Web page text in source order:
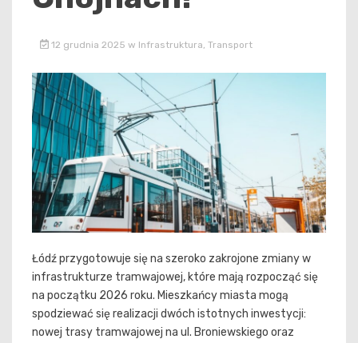
12 grudnia 2025 w Infrastruktura Transport
Łódź przygotowuje się na szeroko zakrojone zmiany w
infrastrukturze tramwajowej, które mają rozpocząć się
na początku 2026 roku. Mieszkańcy miasta mogą
spodziewać się realizacji dwóch istotnych inwestycji:
nowej trasy tramwajowej na ul. Broniewskiego oraz